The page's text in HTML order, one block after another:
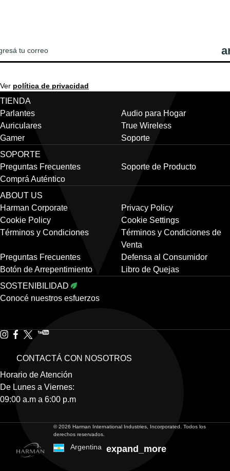
Ver política de privacidad
TIENDA
Parlantes
Audio para Hogar
Auriculares
True Wireless
Gamer
Soporte
SOPORTE
Preguntas Frecuentes
Soporte de Producto
Comprá Auténtico
ABOUT US
Harman Corporate
Privacy Policy
Cookie Policy
Cookie Settings
Términos y Condiciones
Términos y Condiciones de
Venta
Preguntas Frecuentes
Defensa al Consumidor
Botón de Arrepentimiento
Libro de Quejas
SOSTENIBILIDAD
Conocé nuestros esfuerzos
CONTACTÁ CON NOSOTROS
Horario de Atención
De Lunes a Viernes:
09:00 a.m a 6:00 p.m
© 2026 Harman International Industries, Incorporated. Todos los
derechos reservados.
Argentina